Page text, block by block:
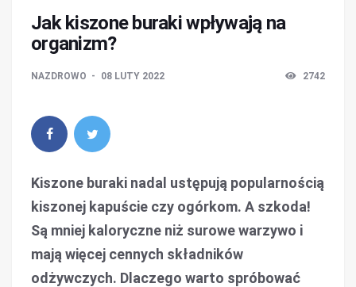
Jak kiszone buraki wpływają na
organizm?
NAZDROWO 08 LUTY 2022 2742
Kiszone buraki nadal ustępują popularnością
kiszonej kapuście czy ogórkom. A szkoda!
Są mniej kaloryczne niż surowe warzywo i
mają więcej cennych składników
odżywczych. Dlaczego warto spróbować